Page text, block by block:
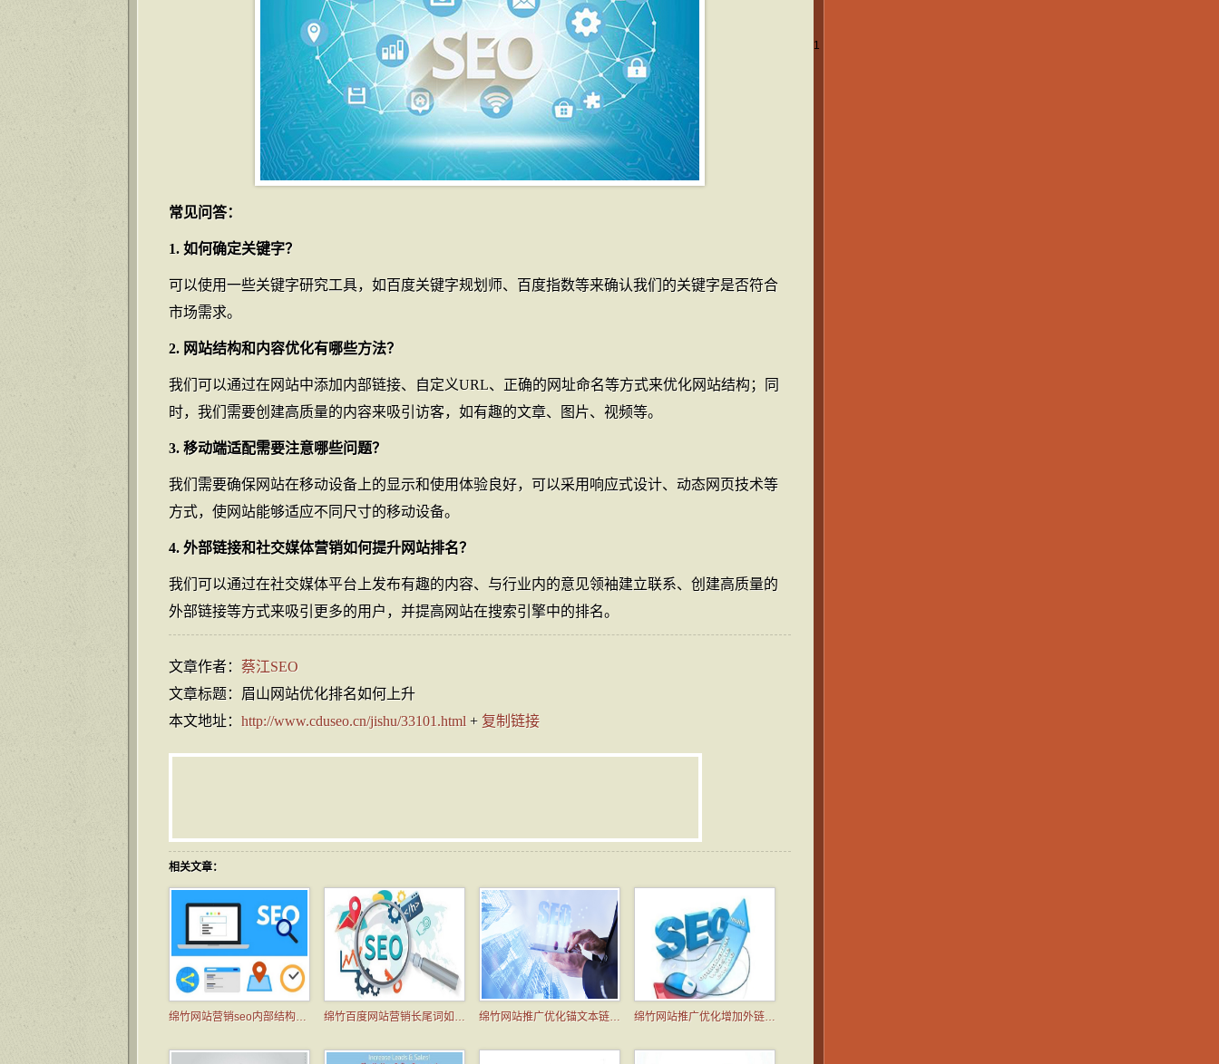
常见问答：
1. 如何确定关键字？
可以使用一些关键字研究工具，如百度关键字规划师、百度指数等来确认我们的关键字是否符合
市场需求。
2. 网站结构和内容优化有哪些方法？
我们可以通过在网站中添加内部链接、自定义URL、正确的网址命名等方式来优化网站结构；同
时，我们需要创建高质量的内容来吸引访客，如有趣的文章、图片、视频等。
3. 移动端适配需要注意哪些问题？
我们需要确保网站在移动设备上的显示和使用体验良好，可以采用响应式设计、动态网页技术等
方式，使网站能够适应不同尺寸的移动设备。
4. 外部链接和社交媒体营销如何提升网站排名？
我们可以通过在社交媒体平台上发布有趣的内容、与行业内的意见领袖建立联系、创建高质量的
外部链接等方式来吸引更多的用户，并提高网站在搜索引擎中的排名。
文章作者： 蔡江SEO
文章标题：眉山网站优化排名如何上升
本文地址： http://www.cduseo.cn/jishu/33101.html + 复制链接
相关文章：
绵竹网站营销seo内部结构优化技巧 绵竹百度网站营销长尾词如何挖掘 绵竹网站推广优化锚文本链接应该如何做 绵竹网站推广优化增加外链的方法有哪些
1